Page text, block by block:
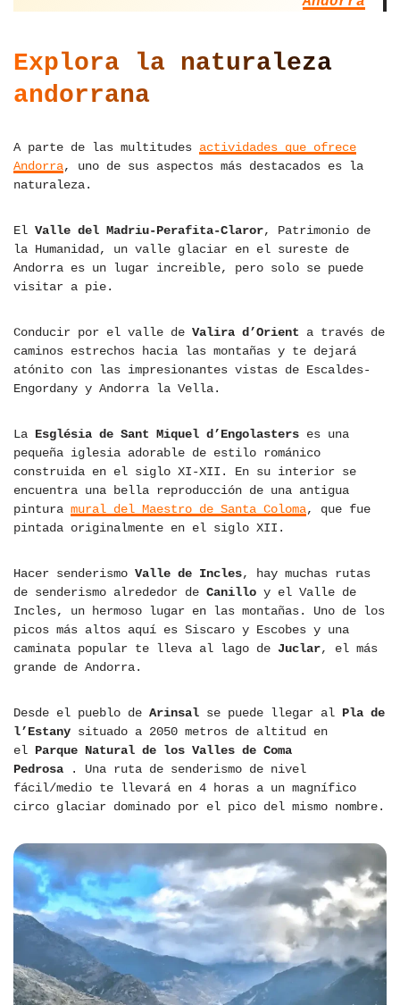
Explora la naturaleza
andorrana
A parte de las multitudes actividades que ofrece
Andorra, uno de sus aspectos más destacados es la
naturaleza.
El Valle del Madriu-Perafita-Claror, Patrimonio de
la Humanidad, un valle glaciar en el sureste de
Andorra es un lugar increible, pero solo se puede
visitar a pie.
Conducir por el valle de Valira d’Orient a través de
caminos estrechos hacia las montañas y te dejará
atónito con las impresionantes vistas de Escaldes-
Engordany y Andorra la Vella.
La Església de Sant Miquel d’Engolasters es una
pequeña iglesia adorable de estilo románico
construida en el siglo XI-XII. En su interior se
encuentra una bella reproducción de una antigua
pintura mural del Maestro de Santa Coloma, que fue
pintada originalmente en el siglo XII.
Hacer senderismo Valle de Incles, hay muchas rutas
de senderismo alrededor de Canillo y el Valle de
Incles, un hermoso lugar en las montañas. Uno de los
picos más altos aquí es Siscaro y Escobes y una
caminata popular te lleva al lago de Juclar, el más
grande de Andorra.
Desde el pueblo de Arinsal se puede llegar al Pla de
l’Estany situado a 2050 metros de altitud en
el Parque Natural de los Valles de Coma
Pedrosa . Una ruta de senderismo de nivel
fácil/medio te llevará en 4 horas a un magnífico
circo glaciar dominado por el pico del mismo nombre.